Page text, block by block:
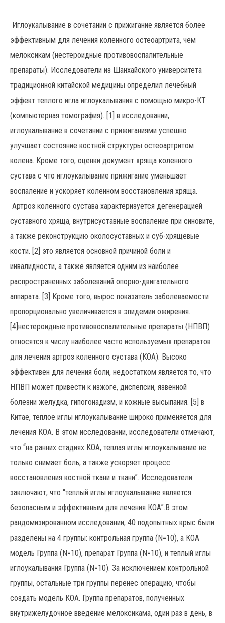
Иглоукалывание в сочетании с прижигание является более
эффективным для лечения коленного остеоартрита, чем
мелоксикам (нестероидные противовоспалительные
препараты). Исследователи из Шанхайского университета
традиционной китайской медицины определил лечебный
эффект теплого игла иглоукалывания с помощью микро-КТ
(компьютерная томография). [1] в исследовании,
иглоукалывание в сочетании с прижиганиями успешно
улучшает состояние костной структуры остеоартритом
колена. Кроме того, оценки документ хряща коленного
сустава с что иглоукалывание прижигание уменьшает
воспаление и ускоряет коленном восстановления хряща.
Артроз коленного сустава характеризуется дегенерацией
суставного хряща, внутрисуставные воспаление при синовите,
а также реконструкцию околосуставных и суб-хрящевые
кости. [2] это является основной причиной боли и
инвалидности, а также является одним из наиболее
распространенных заболеваний опорно-двигательного
аппарата. [3] Кроме того, вырос показатель заболеваемости
пропорционально увеличивается в эпидемии ожирения.
[4]нестероидные противовоспалительные препараты (НПВП)
относятся к числу наиболее часто используемых препаратов
для лечения артроз коленного сустава (КОА). Высоко
эффективен для лечения боли, недостатком является то, что
НПВП может привести к изжоге, диспепсии, язвенной
болезни желудка, гипогонадизм, и кожные высыпания. [5] в
Китае, теплое иглы иглоукалывание широко применяется для
лечения КОА. В этом исследовании, исследователи отмечают,
что “на ранних стадиях КОА, теплая иглы иглоукалывание не
только снимает боль, а также ускоряет процесс
восстановления костной ткани и ткани”. Исследователи
заключают, что “теплый иглы иглоукалывание является
безопасным и эффективным для лечения КОА”.В этом
рандомизированном исследовании, 40 подопытных крыс были
разделены на 4 группы: контрольная группа (N=10), а КОА
модель Группа (N=10), препарат Группа (N=10), и теплый иглы
иглоукалывания Группа (N=10). За исключением контрольной
группы, остальные три группы перенес операцию, чтобы
создать модель КОА. Группа препаратов, полученных
внутрижелудочное введение мелоксикама, один раз в день, в